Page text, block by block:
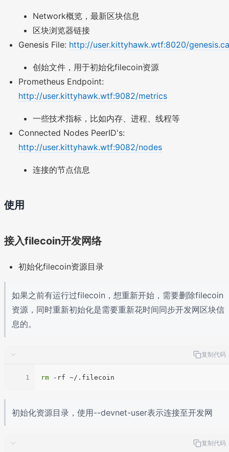
Network概览，最新区块信息
区块浏览器链接
Genesis File: http://user.kittyhawk.wtf:8020/
创始文件，用于初始化filecoin资源
Prometheus Endpoint:
http://user.kittyhawk.wtf:9082/metrics
一些技术指标，比如内存、进程、线程等
Connected Nodes PeerID's:
http://user.kittyhawk.wtf:9082/nodes
连接的节点信息
使用
接入filecoin开发网络
初始化filecoin资源目录
如果之前有运行过filecoin，想重新开始，需要删除filecoin
资源，同时重新初始化是需要重新花时间同步开发网区块信
息的。
复制代码
1 rm
初始化资源目录，使用--devnet-user表示连接至开发网
复制代码